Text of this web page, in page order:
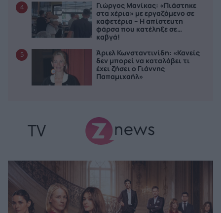
4
Γιώργος Μανίκας: «Πιάστηκε
στα χέρια» με εργαζόμενο σε
καφετέρια – Η απίστευτη
φάρσα που κατέληξε σε…
καβγά!
5
Άριελ Κωνσταντινίδη: «Κανείς
δεν μπορεί να καταλάβει τι
έχει ζήσει ο Γιάννης
Παπαμιχαήλ»
TV